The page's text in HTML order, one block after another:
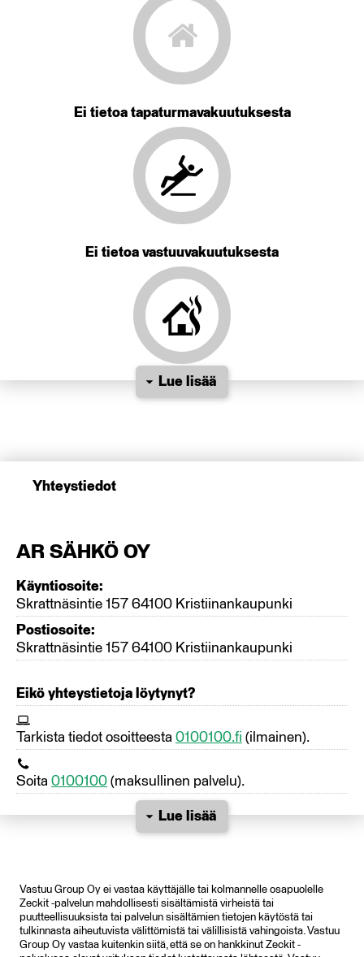
Ei tietoa tapaturmavakuutuksesta
Ei tietoa vastuuvakuutuksesta
Lue lisää
Yhteystiedot
AR SÄHKÖ OY
Käyntiosoite:
Skrattnäsintie 157 64100 Kristiinankaupunki
Postiosoite:
Skrattnäsintie 157 64100 Kristiinankaupunki
Eikö yhteystietoja löytynyt?
Tarkista tiedot osoitteesta 0100100.fi (ilmainen).
Soita 0100100 (maksullinen palvelu).
Lue lisää
Vastuu Group Oy ei vastaa käyttäjälle tai kolmannelle osapuolelle
Zeckit -palvelun mahdollisesti sisältämistä virheistä tai
puutteellisuuksista tai palvelun sisältämien tietojen käytöstä tai
tulkinnasta aiheutuvista välittömistä tai välillisistä vahingoista. Vastuu
Group Oy vastaa kuitenkin siitä, että se on hankkinut Zeckit -